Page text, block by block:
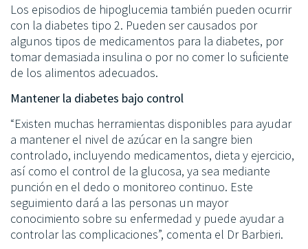
Los episodios de hipoglucemia también pueden ocurrir
con la diabetes tipo 2. Pueden ser causados por
algunos tipos de medicamentos para la diabetes, por
tomar demasiada insulina o por no comer lo suficiente
de los alimentos adecuados.
Mantener la diabetes bajo control
“Existen muchas herramientas disponibles para ayudar
a mantener el nivel de azúcar en la sangre bien
controlado, incluyendo medicamentos, dieta y ejercicio,
así como el control de la glucosa, ya sea mediante
punción en el dedo o monitoreo continuo. Este
seguimiento dará a las personas un mayor
conocimiento sobre su enfermedad y puede ayudar a
controlar las complicaciones”, comenta el Dr Barbieri.